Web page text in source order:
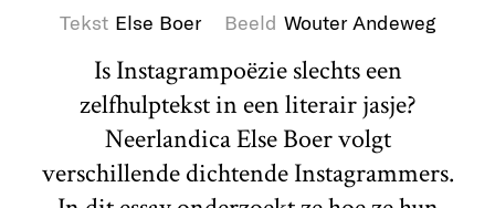
Tekst Else Boer Beeld Wouter Andeweg
Is Instagrampoëzie slechts een
zelfhulptekst in een literair jasje?
Neerlandica Else Boer volgt
verschillende dichtende Instagrammers.